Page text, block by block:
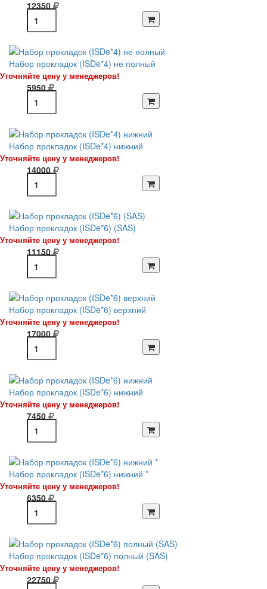
12350
Набор прокладок (ISDe*4) не полный
Уточняйте цену у менеджеров!
5950
Набор прокладок (ISDe*4) нижний
Уточняйте цену у менеджеров!
14000
Набор прокладок (ISDe*6) (SAS)
Уточняйте цену у менеджеров!
11150
Набор прокладок (ISDe*6) верхний
Уточняйте цену у менеджеров!
17000
Набор прокладок (ISDe*6) нижний
Уточняйте цену у менеджеров!
7450
Набор прокладок (ISDe*6) нижний *
Уточняйте цену у менеджеров!
6350
Набор прокладок (ISDe*6) полный (SAS)
Уточняйте цену у менеджеров!
22750